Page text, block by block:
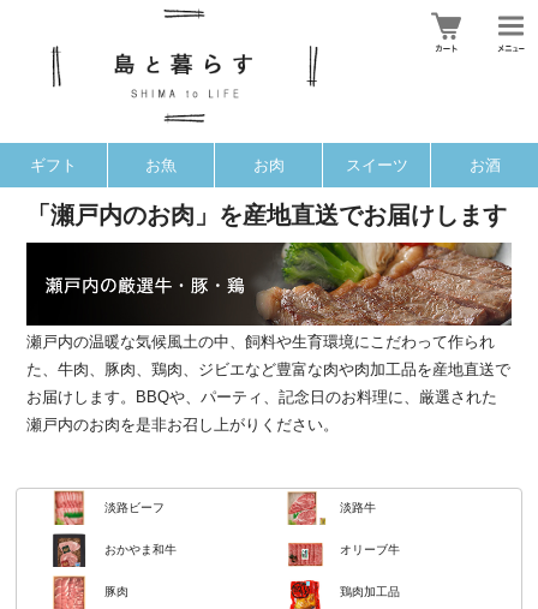
ギフト お魚 お肉 スイーツ お酒
「瀬戸内のお肉」を産地直送でお届けします
瀬戸内の温暖な気候風土の中、飼料や生育環境にこだわって作られ
た、牛肉、豚肉、鶏肉、ジビエなど豊富な肉や肉加工品を産地直送で
お届けします。BBQや、パーティ、記念日のお料理に、厳選された
瀬戸内のお肉を是非お召し上がりください。
淡路ビーフ 淡路牛
おかやま和牛 オリーブ牛
豚肉 鶏肉加工品